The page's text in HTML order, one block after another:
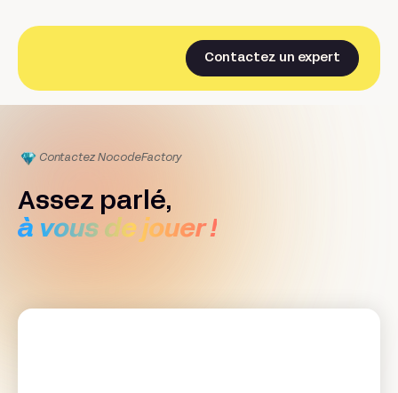
Contactez un expert
Contactez NocodeFactory
Assez parlé,
à vous de jouer !